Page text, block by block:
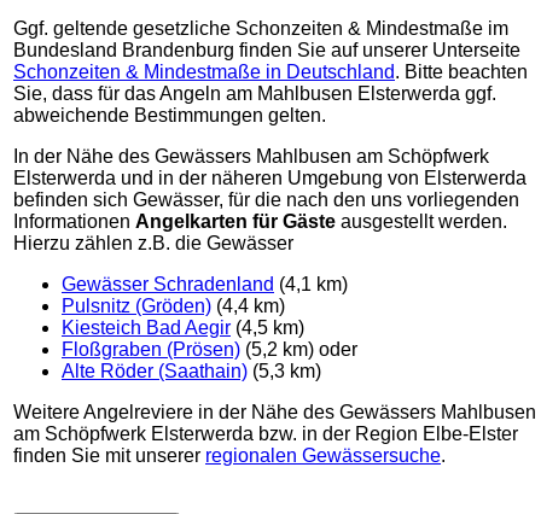
Ggf. geltende gesetzliche Schonzeiten & Mindestmaße im
Bundesland Brandenburg finden Sie auf unserer Unterseite
Schonzeiten & Mindestmaße in Deutschland. Bitte beachten
Sie, dass für das Angeln am Mahlbusen Elsterwerda ggf.
abweichende Bestimmungen gelten.
In der Nähe des Gewässers Mahlbusen am Schöpfwerk
Elsterwerda und in der näheren Umgebung von Elsterwerda
befinden sich Gewässer, für die nach den uns vorliegenden
Informationen Angelkarten für Gäste ausgestellt werden.
Hierzu zählen z.B. die Gewässer
Gewässer Schradenland (4,1 km)
Pulsnitz (Gröden) (4,4 km)
Kiesteich Bad Aegir (4,5 km)
Floßgraben (Prösen) (5,2 km) oder
Alte Röder (Saathain) (5,3 km)
Weitere Angelreviere in der Nähe des Gewässers Mahlbusen
am Schöpfwerk Elsterwerda bzw. in der Region Elbe-Elster
finden Sie mit unserer regionalen Gewässersuche.